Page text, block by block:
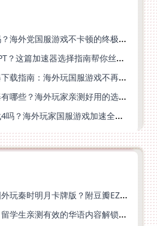
在英国打一梦江湖卡吗？海外党国服游戏不卡顿的终极解法
海外党打枪神纪卡成PPT？这篇加速器选择指南帮你丝滑上分
美国打我的起源加速器下载指南：海外玩国服游戏不再卡的终极方案
江南百景图国外加速器有哪些？海外玩家亲测好用的选择与避坑指南
去国外能打王国保卫战4吗？海外玩家国服游戏加速全攻略（附公主连结幻想江湖实测）
海外党必看：怎么在国外玩秦时明月卡牌版？附豆瓣EZCast地区限制破解法
海外怎么听酷我畅听？留学生亲测有效的华语内容解锁指南